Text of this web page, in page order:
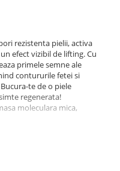
rezistenta pielii, activa
efect vizibil de lifting. Cu
primele semne ale
contururile fetei si
Bucura-te de o piele
regenerata!
moleculara mica,
PCA